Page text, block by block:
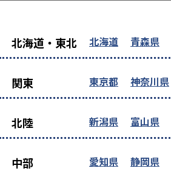
北海道・東北 北海道 青森県
関東 東京都 神奈川県
北陸 新潟県 富山県
中部 愛知県 静岡県